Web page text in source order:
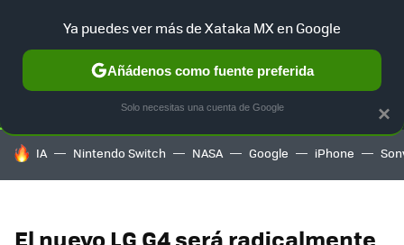
SELECCIÓN GAMING HOME AUTO TERRITORIO
HOY SE HABLA DE
IA Nintendo Switch NASA Google iPhone
El nuevo LG G4 será radicalmente
×
Ya puedes ver más de Xataka MX en Google
Añádenos como fuente preferida
Solo necesitas una cuenta de Google